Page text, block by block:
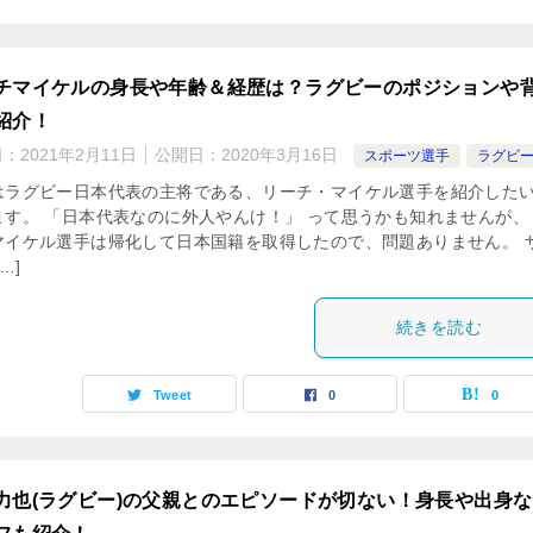
マイケルの身長や年齢＆経歴は？ラグビーのポジションや
介！
2021年2月11日 公開日： 2020年3月16日 スポーツ選手 ラグビ
ラグビー日本代表の主将である、リーチ・マイケル選手を紹介した
す。 「日本代表なのに外人やんけ！」 って思うかも知れませんが、
イケル選手は帰化して日本国籍を取得したので、問題ありません。
続きを読む
Tweet 0 0
也(ラグビー)の父親とのエピソードが切ない！身長や出身